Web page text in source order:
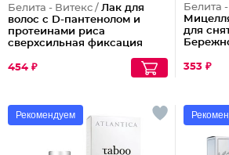
Белита - Витекс / Лак для
волос с D-пантенолом и
протеинами риса
сверхсильная фиксация
454 ₽
Белита
для
353 ₽
Рекомендуем